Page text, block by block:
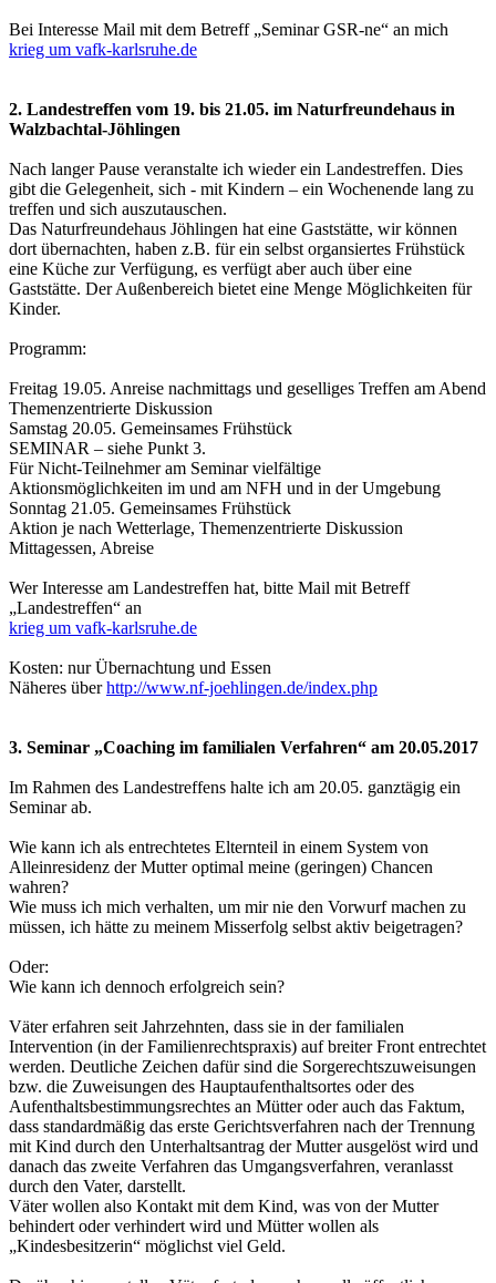
Bei Interesse Mail mit dem Betreff „Seminar GSR-ne“ an mich
krieg um vafk-karlsruhe.de
2. Landestreffen vom 19. bis 21.05. im Naturfreundehaus in
Walzbachtal-Jöhlingen
Nach langer Pause veranstalte ich wieder ein Landestreffen. Dies
gibt die Gelegenheit, sich - mit Kindern – ein Wochenende lang zu
treffen und sich auszutauschen.
Das Naturfreundehaus Jöhlingen hat eine Gaststätte, wir können
dort übernachten, haben z.B. für ein selbst organsiertes Frühstück
eine Küche zur Verfügung, es verfügt aber auch über eine
Gaststätte. Der Außenbereich bietet eine Menge Möglichkeiten für
Kinder.
Programm:
Freitag 19.05. Anreise nachmittags und geselliges Treffen am Abend
Themenzentrierte Diskussion
Samstag 20.05. Gemeinsames Frühstück
SEMINAR – siehe Punkt 3.
Für Nicht-Teilnehmer am Seminar vielfältige
Aktionsmöglichkeiten im und am NFH und in der Umgebung
Sonntag 21.05. Gemeinsames Frühstück
Aktion je nach Wetterlage, Themenzentrierte Diskussion
Mittagessen, Abreise
Wer Interesse am Landestreffen hat, bitte Mail mit Betreff
„Landestreffen“ an
krieg um vafk-karlsruhe.de
Kosten: nur Übernachtung und Essen
Näheres überhttp://www.nf-joehlingen.de/index.php
3. Seminar „Coaching im familialen Verfahren“ am 20.05.2017
Im Rahmen des Landestreffens halte ich am 20.05. ganztägig ein
Seminar ab.
Wie kann ich als entrechtetes Elternteil in einem System von
Alleinresidenz der Mutter optimal meine (geringen) Chancen
wahren?
Wie muss ich mich verhalten, um mir nie den Vorwurf machen zu
müssen, ich hätte zu meinem Misserfolg selbst aktiv beigetragen?
Oder:
Wie kann ich dennoch erfolgreich sein?
Väter erfahren seit Jahrzehnten, dass sie in der familialen
Intervention (in der Familienrechtspraxis) auf breiter Front entrechtet
werden. Deutliche Zeichen dafür sind die Sorgerechtszuweisungen
bzw. die Zuweisungen des Hauptaufenthaltsortes oder des
Aufenthaltsbestimmungsrechtes an Mütter oder auch das Faktum,
dass standardmäßig das erste Gerichtsverfahren nach der Trennung
mit Kind durch den Unterhaltsantrag der Mutter ausgelöst wird und
danach das zweite Verfahren das Umgangsverfahren, veranlasst
durch den Vater, darstellt.
Väter wollen also Kontakt mit dem Kind, was von der Mutter
behindert oder verhindert wird und Mütter wollen als
„Kindesbesitzerin“ möglichst viel Geld.